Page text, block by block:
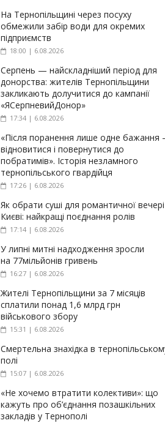
На Тернопільщині через посуху
обмежили забір води для окремих
підприємств
18:00 | 6.08.2026
Серпень — найскладніший період для
донорства: жителів Тернопільщини
закликають долучитися до кампанії
«ЯСерпневийДонор»
17:34 | 6.08.2026
«Після поранення лише одне бажання
відновитися і повернутися до
побратимів». Історія незламного
тернопільського гвардійця
17:26 | 6.08.2026
Як обрати суші для романтичної
Києві: найкращі поєднання ролів
17:14 | 6.08.2026
У липні митні надходження зросли
на 77мільйонів гривень
16:27 | 6.08.2026
Жителі Тернопільщини за 7 місяців
сплатили понад 1,6 млрд грн
військового збору
15:31 | 6.08.2026
Смертельна знахідка в
полі
15:07 | 6.08.2026
«Не хочемо втратити колективи»: що
кажуть про об’єднання позашкільних
закладів у Тернополі